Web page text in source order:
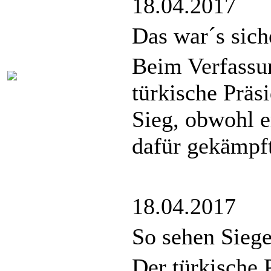
18.04.2017
Das war´s
Beim
türkische
Sieg, obwohl
dafür
18.04.2017
So sehen